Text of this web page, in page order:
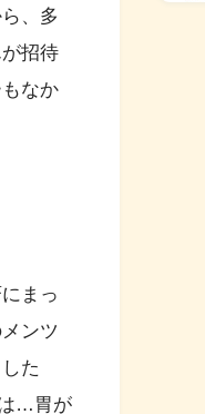
、多
招待
なか
まっ
ンツ
た
…胃が